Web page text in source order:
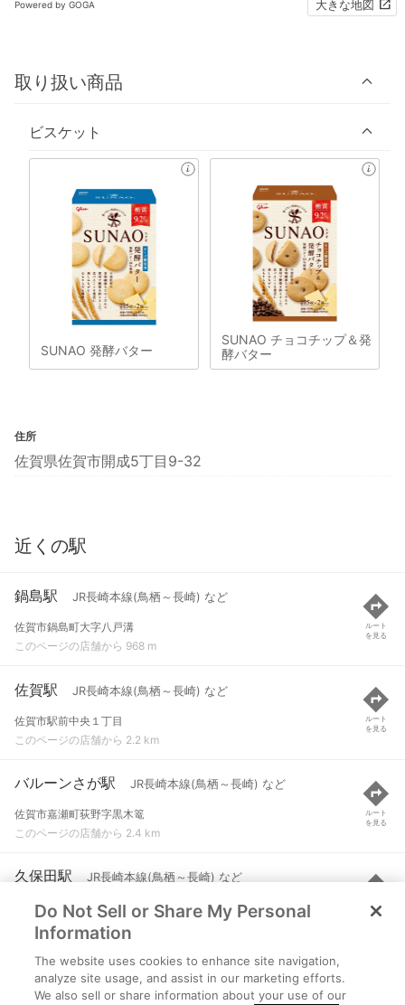
Powered by GOGA 大きな地図
取り扱い商品
ビスケット
SUNAO 発酵バター
SUNAO チョコチップ＆発
酵バター
住所
佐賀県佐賀市開成5丁目9-32
近くの駅
鍋島駅 JR長崎本線(鳥栖～長崎) など
佐賀市鍋島町大字八戸溝
このページの店舗から 968 m
ルート
を見る
佐賀駅 JR長崎本線(鳥栖～長崎) など
佐賀市駅前中央１丁目
このページの店舗から 2.2 km
ルート
を見る
バルーンさが駅 JR長崎本線(鳥栖～長崎) など
佐賀市嘉瀬町荻野字黒木篭
このページの店舗から 2.4 km
ルート
を見る
久保田駅 JR長崎本線(鳥栖～長崎) など
佐賀市久保田町久富
このページの店舗から 4.2 km
ルート
を見る
伊賀屋駅 JR長崎本線(鳥栖～長崎)
佐賀市兵庫町大字若宮
Do Not Sell or Share My Personal
Information
The website uses cookies to enhance site navigation,
analyze site usage, and assist in our marketing efforts.
We also sell or share information about your use of our